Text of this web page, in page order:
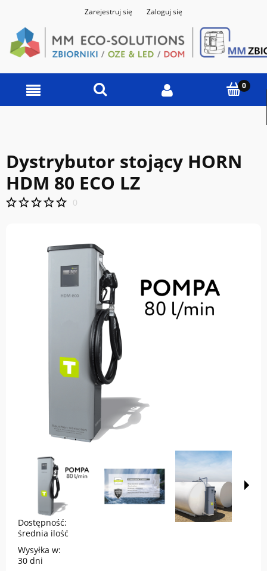
Zarejestruj się Zaloguj się
Dystrybutor stojący HORN
HDM 80 ECO LZ
0
Dostępność:
średnia ilość
Wysyłka w:
30 dni